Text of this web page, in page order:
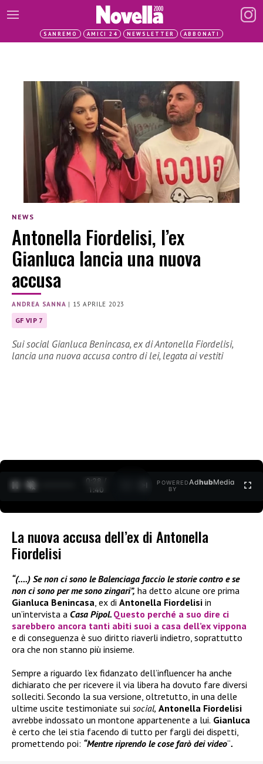
SANREMO AMICI 24 NEWSLETTER ABBONATI
NEWS
Antonella Fiordelisi, l’ex
Gianluca lancia una nuova
accusa
ANDREA SANNA | 15 APRILE 2023
GF VIP 7
Sui social Gianluca Benincasa, ex di Antonella Fiordelisi,
lancia una nuova accusa contro di lei, legata ai vestiti
0:30 /
1:40
POWERED
BY
AdhubMedia
La nuova accusa dell’ex di Antonella
Fiordelisi
“(….) Se non ci sono le Balenciaga faccio le storie contro e se
non ci sono per me sono zingari”, ha detto alcune ore prima
Gianluca Benincasa, ex di Antonella Fiordelisi in
un’intervista a Casa Pipol. Questo perché a suo dire ci
sarebbero ancora tanti abiti suoi a casa dell’ex vippona
e di conseguenza è suo diritto riaverli indietro, soprattutto
ora che non stanno più insieme.
Sempre a riguardo l’ex fidanzato dell’influencer ha anche
dichiarato che per ricevere il via libera ha dovuto fare diversi
solleciti. Secondo la sua versione, oltretutto, in una delle
ultime uscite testimoniate sui social, Antonella Fiordelisi
avrebbe indossato un montone appartenente a lui. Gianluca
è certo che lei stia facendo di tutto per fargli dei dispetti,
promettendo poi: “Mentre riprendo le cose farò dei video“.